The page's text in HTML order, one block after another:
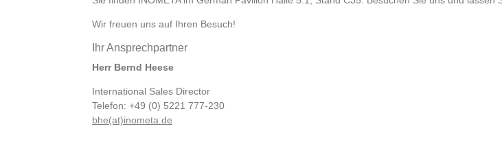
Wir freuen uns auf Ihren Besuch!
Ihr Ansprechpartner
Herr Bernd Heese
International Sales Director
Telefon: +49 (0) 5221 777-230
bhe(at)inometa.de